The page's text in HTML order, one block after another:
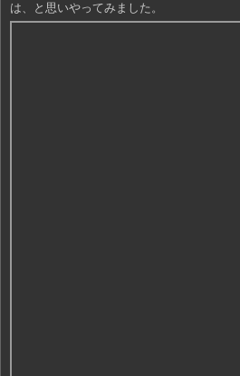
は、と思いやってみました。